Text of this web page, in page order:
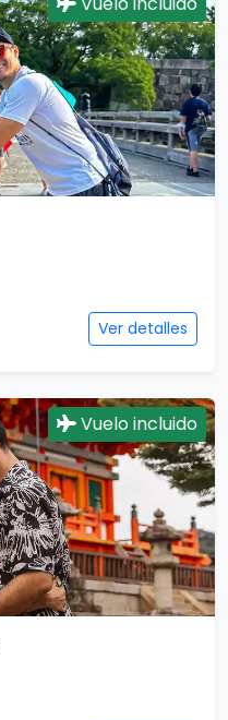
Ver detalles
Vuelo incluido